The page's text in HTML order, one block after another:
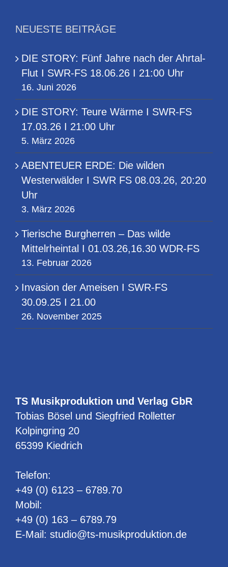
NEUESTE BEITRÄGE
DIE STORY: Fünf Jahre nach der Ahrtal-
Flut I SWR-FS 18.06.26 I 21:00 Uhr
16. Juni 2026
DIE STORY: Teure Wärme I SWR-FS
17.03.26 I 21:00 Uhr
5. März 2026
ABENTEUER ERDE: Die wilden
Westerwälder I SWR FS 08.03.26, 20:20
Uhr
3. März 2026
Tierische Burgherren – Das wilde
Mittelrheintal I 01.03.26,16.30 WDR-FS
13. Februar 2026
Invasion der Ameisen I SWR-FS
30.09.25 I 21.00
26. November 2025
TS Musikproduktion und Verlag GbR
Tobias Bösel und Siegfried Rolletter
Kolpingring 20
65399 Kiedrich
Telefon:
+49 (0) 6123 – 6789.70
Mobil:
+49 (0) 163 – 6789.79
E-Mail: studio@ts-musikproduktion.de